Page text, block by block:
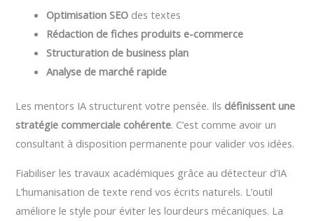
Optimisation SEO des textes
Rédaction de fiches produits e-commerce
Structuration de business plan
Analyse de marché rapide
Les mentors IA structurent votre pensée. Ils définissent une
stratégie commerciale cohérente. C’est comme avoir un
consultant à disposition permanente pour valider vos idées.
Fiabiliser les travaux académiques grâce au détecteur d’IA
L’humanisation de texte rend vos écrits naturels. L’outil
améliore le style pour éviter les lourdeurs mécaniques. La